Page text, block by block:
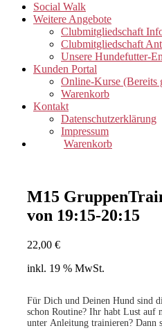
Social Walk
Weitere Angebote
Clubmitgliedschaft
Clubmitgliedschaft
Unsere Hundefutter-
Kunden Portal
Online-Kurse (Bereits
Warenkorb
Kontakt
Datenschutzerklärung
Impressum
Warenkorb
M15
von 19:15-20:15
22,00 €
inkl. 19 % MwSt.
Für Dich und Deinen Hund sind
schon Routine? Ihr habt Lust auf
unter Anleitung trainieren?